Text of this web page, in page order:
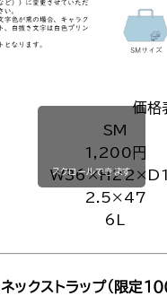
価格
SM
1,200円
2.5×47
6L
スクロールできます
ネックストラップ（限定１０